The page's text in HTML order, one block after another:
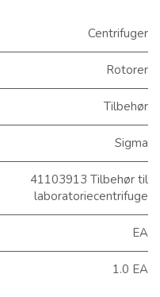
Centrifuger
Rotorer
Tilbehør
Sigma
41103913 Tilbehør til
laboratoriecentrifuge
EA
1.0 EA